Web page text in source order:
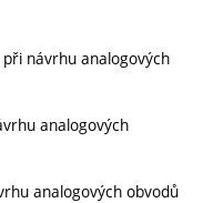
návrhu analogových
analogových
analogových obvodů